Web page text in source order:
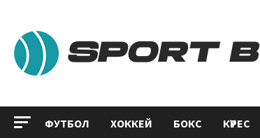
ФУТБОЛ ХОККЕЙ БОКС КҮРЕС